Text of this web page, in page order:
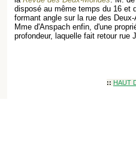
disposé au même temps du 16 et
formant angle sur la rue des
Mme d'Anspach enfin, d'une
profondeur, laquelle fait retour rue
:: HAUT